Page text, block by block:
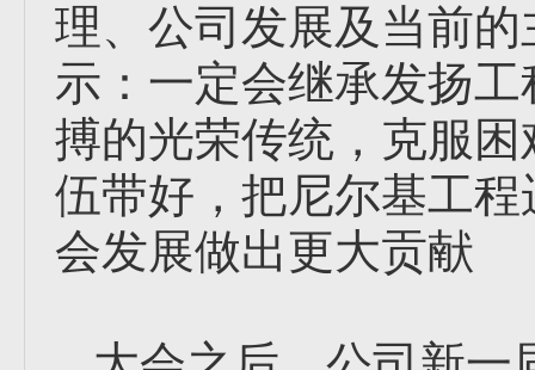
理、公司发展及当前
示：一定会继承发扬
搏的光荣传统，克服
伍带好，把尼尔基工
会发展做出更大贡献